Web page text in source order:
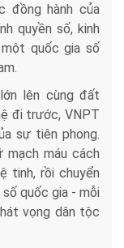
đồng hành của
quyền số, kinh
quốc gia số
lên cùng đất
đi trước, VNPT
sự tiên phong.
mạch máu cách
tinh, rồi chuyển
quốc gia - mỗi
vọng dân tộc